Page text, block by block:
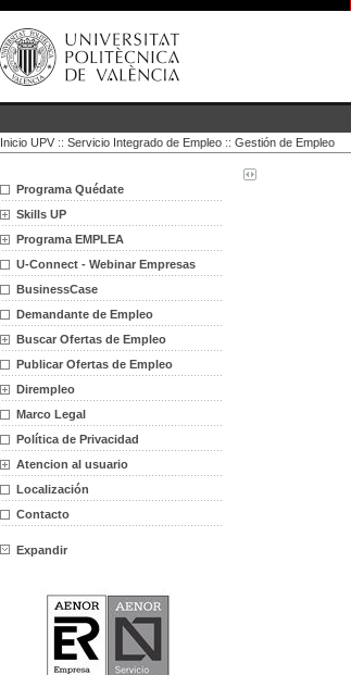
Inicio UPV :: Servicio Integrado de Empleo :: Gestión de Empleo
Programa Quédate
Skills UP
Programa EMPLEA
U-Connect - Webinar Empresas
BusinessCase
Demandante de Empleo
Buscar Ofertas de Empleo
Publicar Ofertas de Empleo
Dirempleo
Marco Legal
Política de Privacidad
Atencion al usuario
Localización
Contacto
Expandir